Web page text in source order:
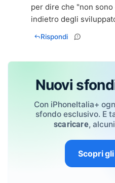
per dire che "non
indietro degli
Rispondi
Nuovi
Con iPhoneItalia+
sfondo esclusivo. E
scaricare,
Scopri